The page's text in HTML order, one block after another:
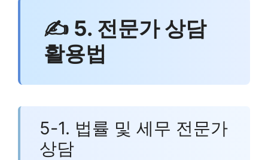
✍ 5. 전문가 상담
활용법
5-1. 법률 및 세무 전문가
상담